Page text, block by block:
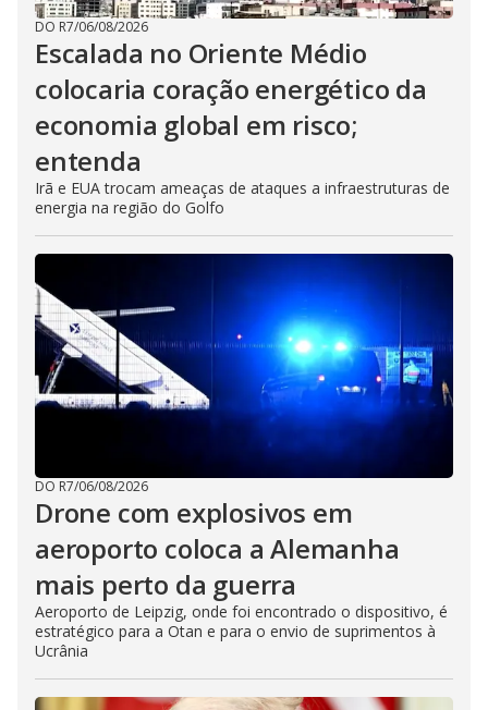
DO R7/06/08/2026
Escalada no Oriente Médio
colocaria coração energético da
economia global em risco;
entenda
Irã e EUA trocam ameaças de ataques a infraestruturas de
energia na região do Golfo
DO R7/06/08/2026
Drone com explosivos em
aeroporto coloca a Alemanha
mais perto da guerra
Aeroporto de Leipzig, onde foi encontrado o dispositivo, é
estratégico para a Otan e para o envio de suprimentos à
Ucrânia